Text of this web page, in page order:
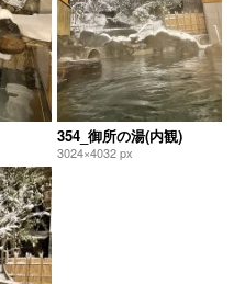
354_御所の湯(内観)
3024×4032 px